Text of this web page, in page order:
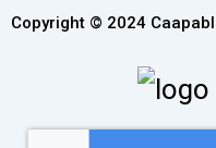
Copyright © 2024